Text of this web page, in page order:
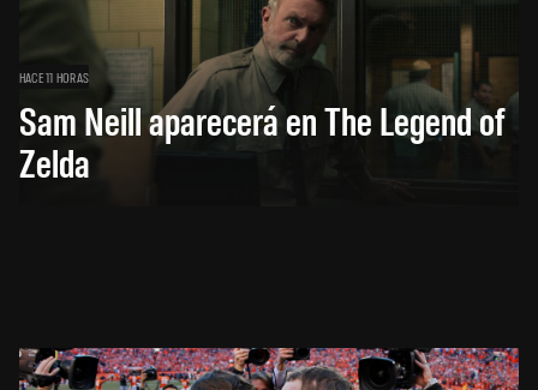
HACE 11 HORAS
Sam Neill aparecerá en The Legend of
Zelda